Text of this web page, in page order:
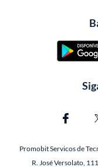
Promobit Servicos de
R. José Versolato,